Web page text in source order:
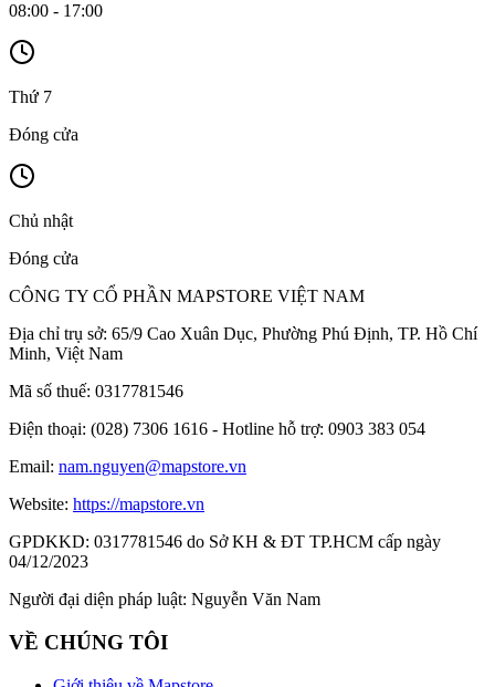
08:00 - 17:00
Thứ 7
Đóng cửa
Chủ nhật
Đóng cửa
CÔNG TY CỔ PHẦN MAPSTORE VIỆT NAM
Địa chỉ trụ sở: 65/9 Cao Xuân Dục, Phường Phú Định, TP. Hồ Chí
Minh, Việt Nam
Mã số thuế: 0317781546
Điện thoại: (028) 7306 1616 - Hotline hỗ trợ: 0903 383 054
Email: nam.nguyen@mapstore.vn
Website: https://mapstore.vn
GPDKKD: 0317781546 do Sở KH & ĐT TP.HCM cấp ngày
04/12/2023
Người đại diện pháp luật: Nguyễn Văn Nam
VỀ CHÚNG TÔI